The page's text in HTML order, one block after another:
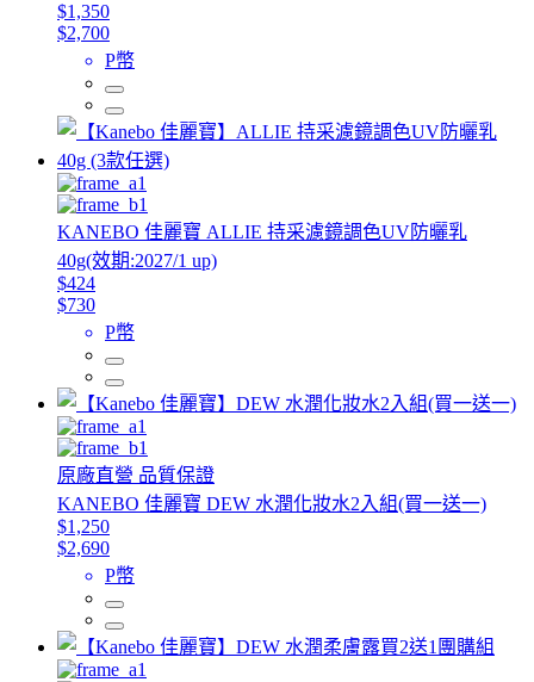
$1,350
$2,700
P幣
KANEBO 佳麗寶 ALLIE 持采濾鏡調色UV防曬乳
40g(效期:2027/1 up)
$424
$730
P幣
原廠直營 品質保證
KANEBO 佳麗寶 DEW 水潤化妝水2入組(買一送一)
$1,250
$2,690
P幣